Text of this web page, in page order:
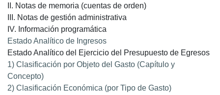
II. Notas de memoria (cuentas de orden)
III. Notas de gestión administrativa
IV. Información programática
Estado Analítico de Ingresos
Estado Analítico del Ejercicio del Presupuesto de Egresos
1) Clasificación por Objeto del Gasto (Capítulo y
Concepto)
2) Clasificación Económica (por Tipo de Gasto)